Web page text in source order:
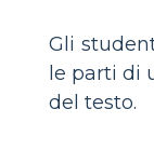
Gli
le parti di
del testo.